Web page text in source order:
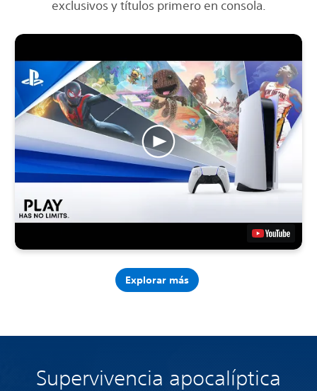
exclusivos y títulos primero en consola.
Explorar más
Supervivencia apocalíptica